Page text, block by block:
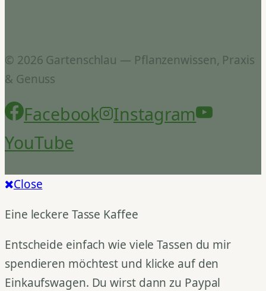
© 2026 Gartenschlau — Pflanzenwissen, Praxis
& Genuss
Facebook
Instagram
YouTube
Close
Eine leckere Tasse Kaffee
Entscheide einfach wie viele Tassen du mir
spendieren möchtest und klicke auf den
Einkaufswagen. Du wirst dann zu Paypal